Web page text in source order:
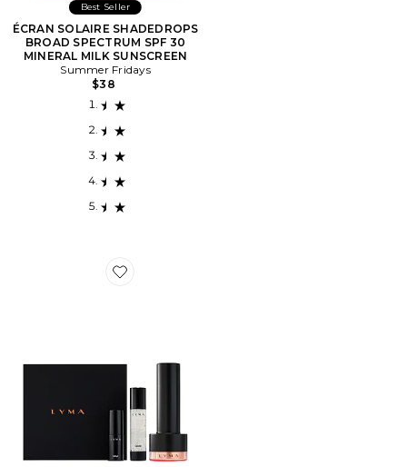
Best Seller
ÉCRAN SOLAIRE SHADEDROPS
BROAD SPECTRUM SPF 30
MINERAL MILK SUNSCREEN
Summer Fridays
$38
Favorite LASER PROFESSIONNEL LASER PRO